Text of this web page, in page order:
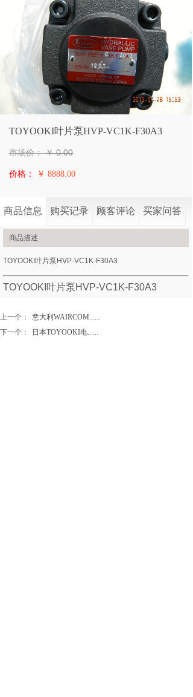
TOYOOKI叶片泵HVP-VC1K-F30A3
市场价： ￥0.00
价格： ￥ 8888.00
商品信息 购买记录 顾客评论 买家问答
商品描述
TOYOOKI叶片泵HVP-VC1K-F30A3
TOYOOKI叶片泵HVP-VC1K-F30A3
上一个：
意大利WAIRCOM......
下一个：
日本TOYOOKI电......